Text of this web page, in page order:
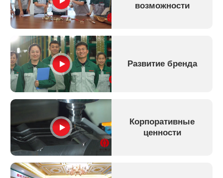
возможности
Развитие бренда
Корпоративные
ценности